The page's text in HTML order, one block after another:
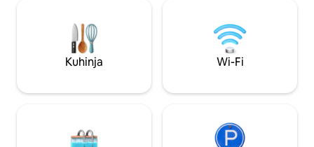
savršeno za obitelji i grupe. U uređenom
suterenu nalazi se veliki prostor za igru
za malu djecu, dodatna spavaća soba s
bračnim krevetom (king-size), bračni
i kupaonica s WC-om i tuš-kadom.
potrepštine koje
tijekom boravka.
susretljivi
u Rustic Retreatu
Kuhinja Wi-Fi